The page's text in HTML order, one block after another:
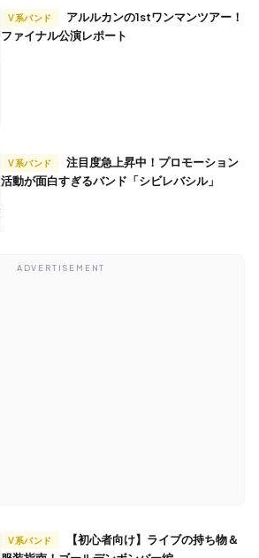
V系バンド
ファイナル公演レポート
V系バンド
活動が面白すぎるバンド「シビレバシル」
ADVERTISEMENT
V系バンド